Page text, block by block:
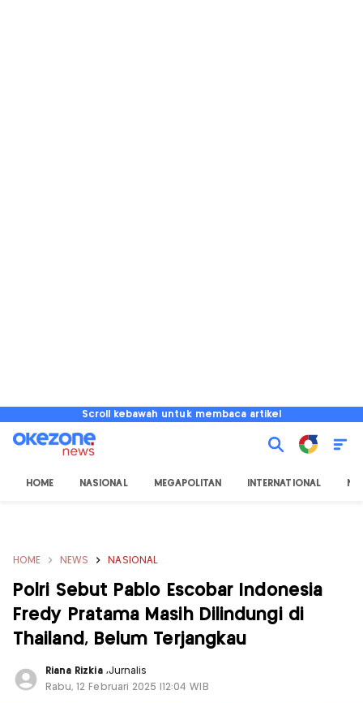
Scroll kebawah untuk membaca artikel
HOME NASIONAL MEGAPOLITAN INTERNATIONAL
HOME NEWS NASIONAL
Polri Sebut Pablo Escobar Indonesia
Fredy Pratama Masih Dilindungi di
Thailand, Belum Terjangkau
Riana Rizkia ,Jurnalis
Rabu, 12 Februari 2025 |12:04 WIB